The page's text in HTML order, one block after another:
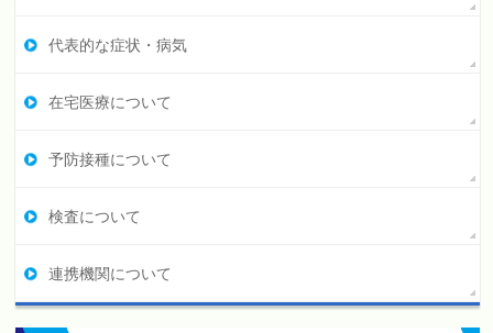
代表的な症状・病気
在宅医療について
予防接種について
検査について
連携機関について